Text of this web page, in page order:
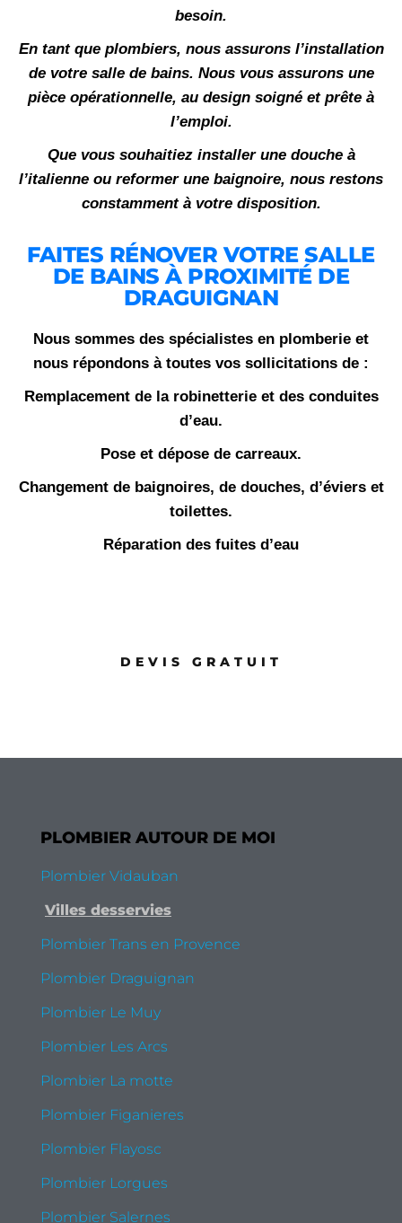
besoin.
En tant que plombiers, nous assurons l’installation
de votre salle de bains. Nous vous assurons une
pièce opérationnelle, au design soigné et prête à
l’emploi.
Que vous souhaitiez installer une douche à
l’italienne ou reformer une baignoire, nous restons
constamment à votre disposition.
FAITES RÉNOVER VOTRE SALLE
DE BAINS À PROXIMITÉ DE
DRAGUIGNAN
Nous sommes des spécialistes en plomberie et
nous répondons à toutes vos sollicitations de :
Remplacement de la robinetterie et des conduites
d’eau.
Pose et dépose de carreaux.
Changement de baignoires, de douches, d’éviers et
toilettes.
Réparation des fuites d’eau
DEVIS GRATUIT
PLOMBIER AUTOUR DE MOI
Plombier Vidauban
Villes desservies
Plombier Trans en Provence
Plombier Draguignan
Plombier Le Muy
Plombier Les Arcs
Plombier La motte
Plombier Figanieres
Plombier Flayosc
Plombier Lorgues
Plombier Salernes